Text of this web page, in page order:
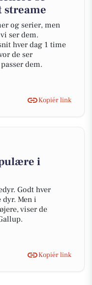
streame
og serier, men
ser dem.
hver dag 1 time
de ser
dem.
Kopiér link
i
Godt hver
Men i
viser de
Kopiér link